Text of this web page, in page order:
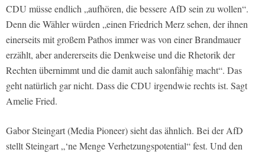
CDU müsse endlich „aufhören, die bessere AfD sein zu wollen“.
Denn die Wähler würden „einen Friedrich Merz sehen, der ihnen
einerseits mit großem Pathos immer was von einer Brandmauer
erzählt, aber andererseits die Denkweise und die Rhetorik der
Rechten übernimmt und die damit auch salonfähig macht“. Das
geht natürlich gar nicht. Dass die CDU irgendwie rechts ist. Sagt
Amelie Fried.
Gabor Steingart (Media Pioneer) sieht das ähnlich. Bei der AfD
stellt Steingart „‘ne Menge Verhetzungspotential“ fest. Und den